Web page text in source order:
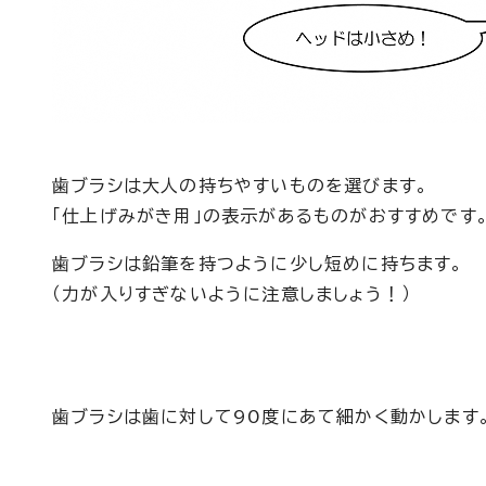
歯ブラシは大人の持ちやすいものを選びます。
「仕上げみがき用」の表示があるものがおすすめです
歯ブラシは鉛筆を持つように少し短めに持ちます。
（力が入りすぎないように注意しましょう！）
歯ブラシは歯に対して90度にあて細かく動かします